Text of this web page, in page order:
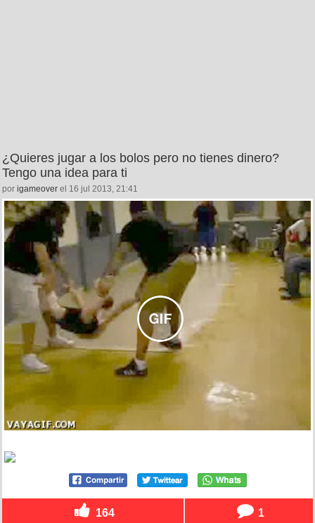
¿Quieres jugar a los bolos pero no tienes dinero?
Tengo una idea para ti
por igameover el 16 jul 2013, 21:41
164 1